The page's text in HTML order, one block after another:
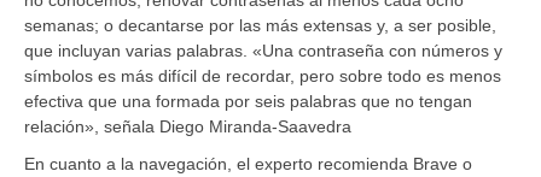
semanas; o decantarse por las más extensas y, a ser posible,
que incluyan varias palabras. «Una contraseña con números y
símbolos es más difícil de recordar, pero sobre todo es menos
efectiva que una formada por seis palabras que no tengan
relación», señala Diego Miranda-Saavedra
En cuanto a la navegación, el experto recomienda Brave o